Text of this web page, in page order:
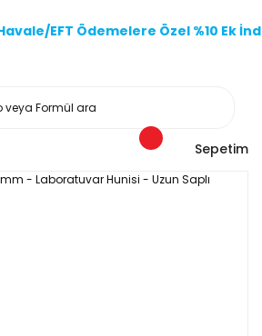
EFT Ödemelere Özel %10 Ek
Sepetim